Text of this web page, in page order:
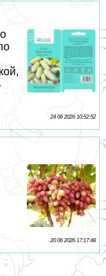
24 06 2026 10:52:52
20 06 2026 17:17:48